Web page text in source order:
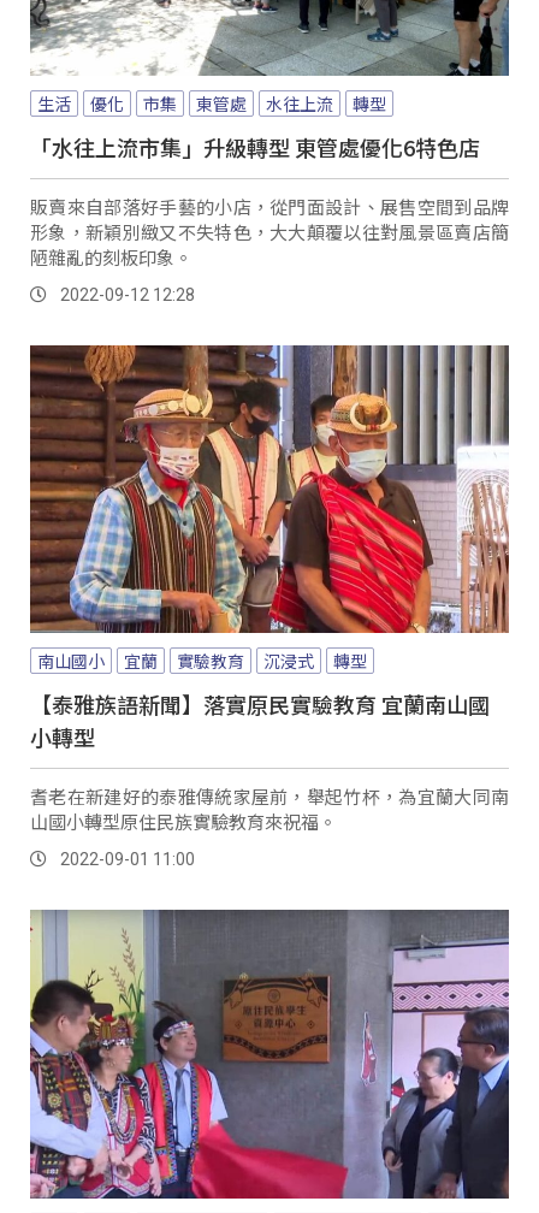
生活 優化 市集 東管處 水往上流 轉型
「水往上流市集」升級轉型 東管處優化6特色店
販賣來自部落好手藝的小店，從門面設計、展售空間到品牌
形象，新穎別緻又不失特色，大大顛覆以往對風景區賣店簡
陋雜亂的刻板印象。
2022-09-12 12:28
南山國小 宜蘭 實驗教育 沉浸式 轉型
【泰雅族語新聞】落實原民實驗教育 宜蘭南山國
小轉型
耆老在新建好的泰雅傳統家屋前，舉起竹杯，為宜蘭大同南
山國小轉型原住民族實驗教育來祝福。
2022-09-01 11:00